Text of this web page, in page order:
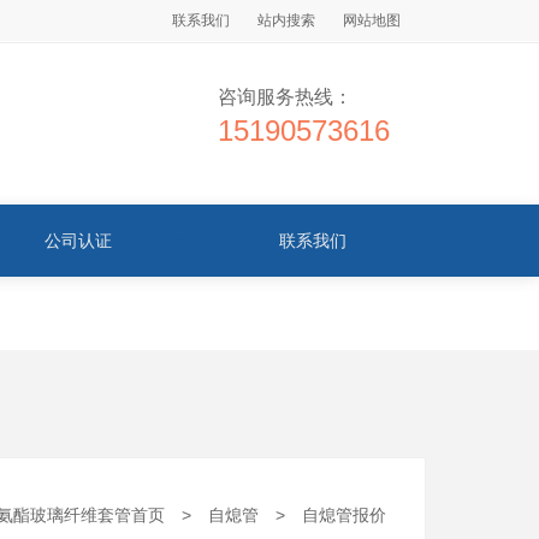
联系我们 站内搜索 网站地图
咨询服务热线：
15190573616
公司认证 联系我们
酯玻璃纤维套管首页 > 自熄管 > 自熄管报价